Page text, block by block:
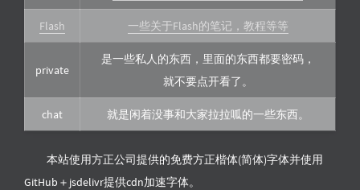
Flash 一些关于Flash的笔记，教程等等
private
是一些私人的东西，里面的东西都要密码，
就不要点开看了。
chat 就是闲着没事和大家拉拉呱的一些东西。
本站使用方正公司提供的免费方正楷体(简体)字体并使用
GitHub＋jsdelivr提供cdn加速字体。